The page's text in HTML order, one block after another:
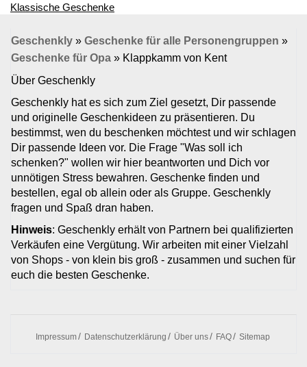
Klassische Geschenke
Geschenkly » Geschenke für alle Personengruppen »
Geschenke für Opa » Klappkamm von Kent
Über Geschenkly
Geschenkly hat es sich zum Ziel gesetzt, Dir passende
und originelle Geschenkideen zu präsentieren. Du
bestimmst, wen du beschenken möchtest und wir schlagen
Dir passende Ideen vor. Die Frage "Was soll ich
schenken?" wollen wir hier beantworten und Dich vor
unnötigen Stress bewahren. Geschenke finden und
bestellen, egal ob allein oder als Gruppe. Geschenkly
fragen und Spaß dran haben.
Hinweis: Geschenkly erhält von Partnern bei qualifizierten
Verkäufen eine Vergütung. Wir arbeiten mit einer Vielzahl
von Shops - von klein bis groß - zusammen und suchen für
euch die besten Geschenke.
Impressum Datenschutzerklärung Über uns FAQ Sitemap